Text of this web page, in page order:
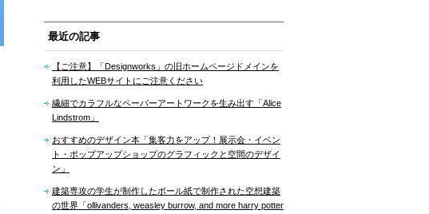
最近の記事
【ご注意】「Designworks」の旧ホームページドメインを
利用したWEBサイトにご注意ください
繊細でカラフルなペーパーアートワークを生み出す「Alice
Lindstrom」
おすすめのデザイン本「集客力をアップ！展示会・イベン
ト・ポップアップショップのグラフィックと空間のデザイ
ン」
建築専攻の学生が制作したボール紙で制作された空想建築
の世界「ollivanders, weasley burrow, and more harry potter